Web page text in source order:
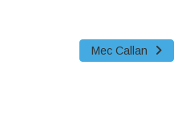
Mec Callan